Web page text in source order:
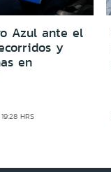
Azul ante el
y
en
HRS